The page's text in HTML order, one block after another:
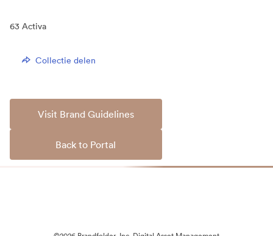
63 Activa
Collectie delen
Visit Brand Guidelines
Back to Portal